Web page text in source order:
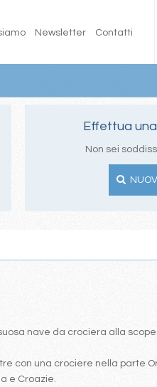
Newsletter Contatti
Effettua
Non sei
nave da crociera alla
con una crociere nella parte
e Croazie.